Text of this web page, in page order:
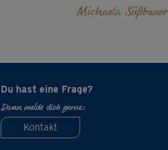
Michaela Süßbauer
Du hast eine Frage?
Dann melde dich gerne:
Kontakt